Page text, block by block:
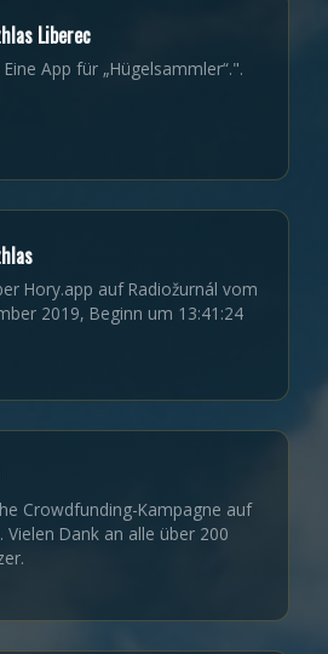
Liberec
App für „Hügelsammler“.".
Hory.app auf Radiožurnál vom
2019, Beginn um 13:41:24
Crowdfunding-Kampagne auf
Vielen Dank an alle über 200